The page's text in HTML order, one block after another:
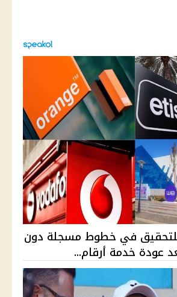
للتحقيق في خطوط مسجلة دون
عودة خدمة أرقام...